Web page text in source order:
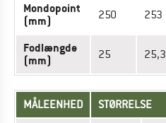
Mondopoint
(mm)
250 253
Fodlængde
(mm)
25 25,3
MÅLEENHED STØRRELSE